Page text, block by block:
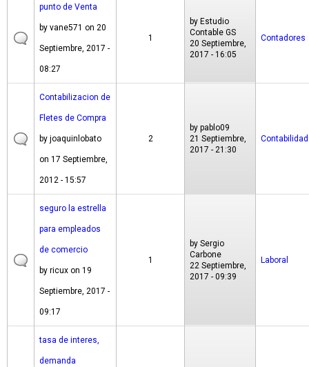
punto de Venta
by vane571 on 20
Septiembre, 2017 -
08:27
1
by Estudio
Contable GS
20 Septiembre,
2017 - 16:05
Contadores
Contabilizacion de
Fletes de Compra
by joaquinlobato
on 17 Septiembre,
2012 - 15:57
2
by pablo09
21 Septiembre,
2017 - 21:30
Contabilidad
seguro la estrella
para empleados
de comercio
by ricux on 19
Septiembre, 2017 -
09:17
1
by Sergio
Carbone
22 Septiembre,
2017 - 09:39
Laboral
tasa de interes,
demanda